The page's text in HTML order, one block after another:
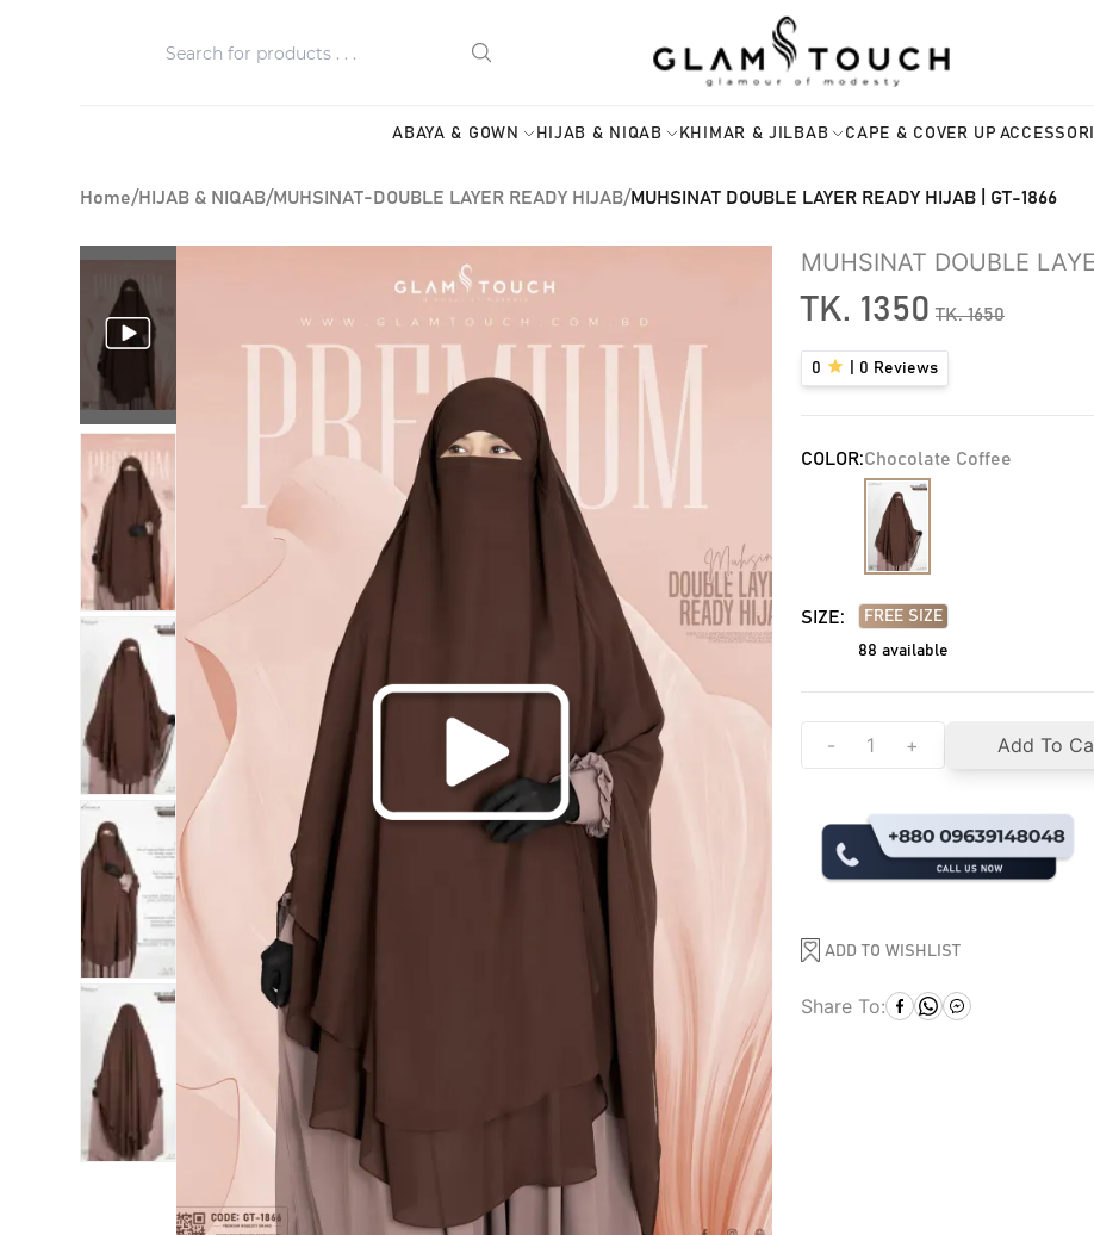
ABAYA & GOWN HIJAB & NIQAB KHIMAR & JILBAB CAPE & COVER UP
Home/HIJAB & NIQAB/MUHSINAT-DOUBLE LAYER READY HIJAB/MUHSINAT DOUBLE LAYER READY HIJAB | GT-1866
MUHSINAT DOUBLE
TK. 1350 TK.1650
0 0 Reviews
COLOR:Chocolate Coffee
SIZE: FREE SIZE
88 available
- + Add To
ADD TO WISHLIST
Share To: